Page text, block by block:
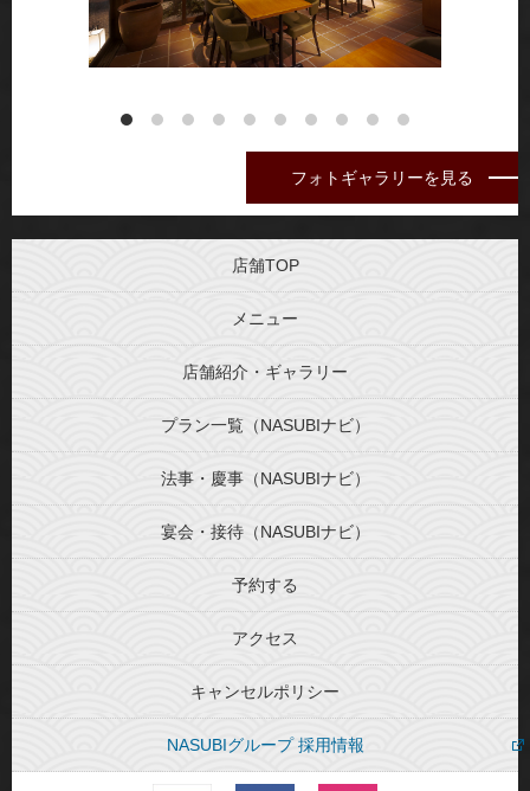
フォトギャラリーを見る
店舗TOP
メニュー
店舗紹介・ギャラリー
プラン一覧（NASUBIナビ）
法事・慶事（NASUBIナビ）
宴会・接待（NASUBIナビ）
予約する
アクセス
キャンセルポリシー
NASUBIグループ 採用情報